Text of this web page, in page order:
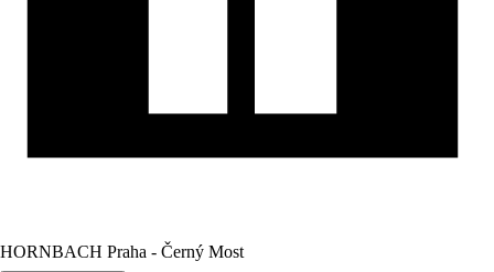
HORNBACH Praha - Černý Most